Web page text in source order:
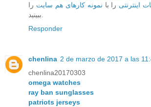
اینترنتی را با نمونه کارهای هم سایت را
ببینید.
Responder
chenlina 2 de marzo de 2017 a las
chenlina20170303
omega watches
ray ban sunglasses
patriots jerseys